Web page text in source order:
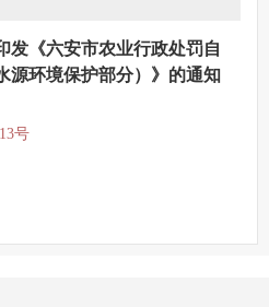
发《六安市农业行政处罚自
源环境保护部分）》的通知
号